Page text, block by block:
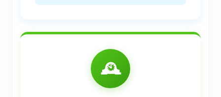
🕰️